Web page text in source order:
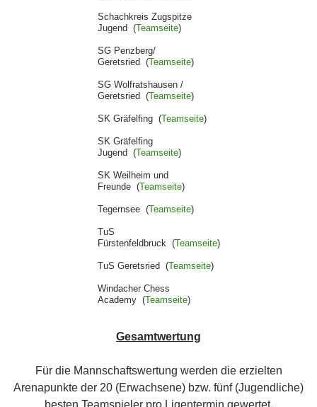
Schachkreis Zugspitze
Jugend (Teamseite)
SG Penzberg/
Geretsried (Teamseite)
SG Wolfratshausen /
Geretsried (Teamseite)
SK Gräfelfing (Teamseite)
SK Gräfelfing
Jugend (Teamseite)
SK Weilheim und
Freunde (Teamseite)
Tegernsee (Teamseite)
TuS
Fürstenfeldbruck (Teamseite)
TuS Geretsried (Teamseite)
Windacher Chess
Academy (Teamseite)
Gesamtwertung
Für die Mannschaftswertung werden die erzielten
Arenapunkte der 20 (Erwachsene) bzw. fünf (Jugendliche)
besten Teamspieler pro Ligentermin gewertet.